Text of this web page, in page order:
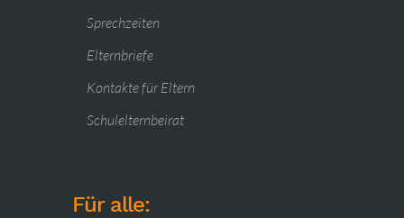
Sprechzeiten
Elternbriefe
Kontakte für Eltern
Schulelternbeirat
Für alle: